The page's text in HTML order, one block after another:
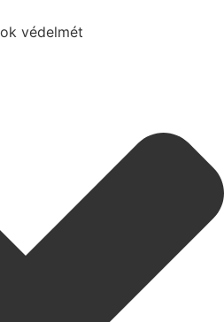
védelmét